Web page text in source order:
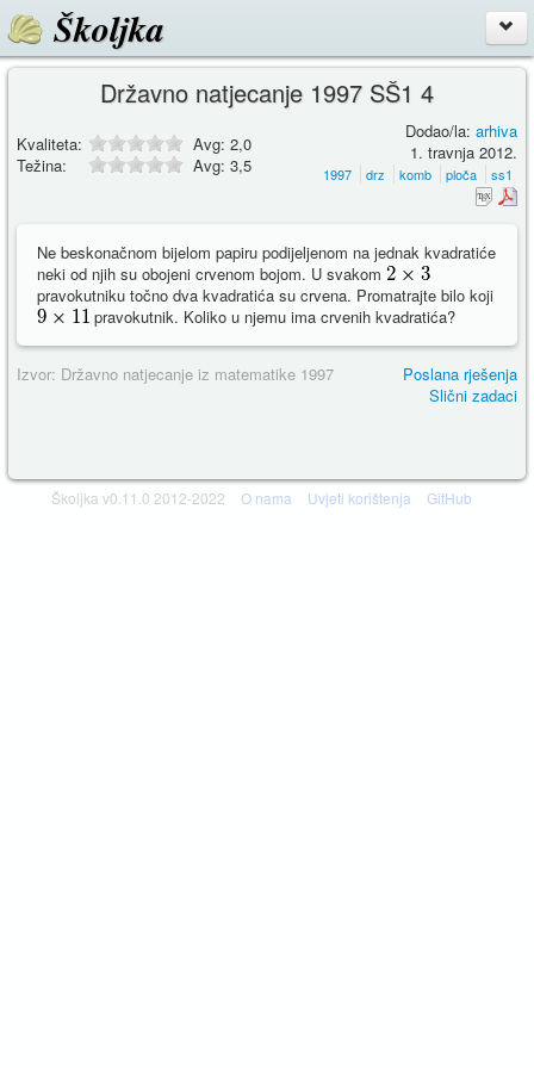
Školjka
Državno natjecanje 1997 SŠ1 4
Kvaliteta: Avg: 2,0
Težina:
Avg: 3,5
Dodao/la: arhiva
1. travnja 2012.
1997 drz komb ploča ss1
Ne beskonačnom bijelom papiru podijeljenom na jednak kvadratiće
neki od njih su obojeni crvenom bojom. U svakom
pravokutniku točno dva kvadratića su crvena. Promatrajte bilo koji
pravokutnik. Koliko u njemu ima crvenih kvadratića?
Izvor: Državno natjecanje iz matematike 1997
Poslana rješenja
Slični zadaci
Školjka v0.11.0 2012-2022 O nama Uvjeti korištenja GitHub